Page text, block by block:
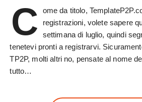
C
ome da titolo,
registrazioni, volete sapere
settimana di luglio, quindi
tenetevi pronti a registrarvi.
TP2P, molti altri no, pensate al nome
tutto…